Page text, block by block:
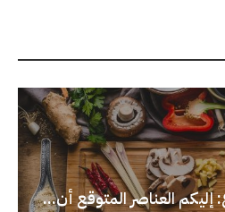
إليكم العناصر المتوقع أن...